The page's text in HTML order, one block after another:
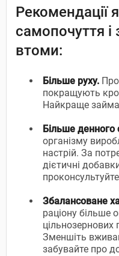
Рекомендації
самопочуття
втоми:
Більше руху.
покращують
Найкраще
Більше денного
організму
настрій. За
дієтичні
Збалансоване
раціону більше
цільнозернових
Зменшіть
забувайте про